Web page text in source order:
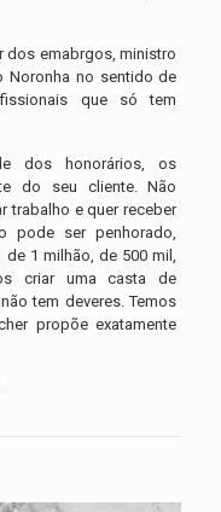
dos emabrgos, ministro
Noronha no sentido de
que só tem
dos honorários, os
do seu cliente. Não
trabalho e quer receber
pode ser penhorado,
1 milhão, de 500 mil,
criar uma casta de
tem deveres. Temos
propõe exatamente